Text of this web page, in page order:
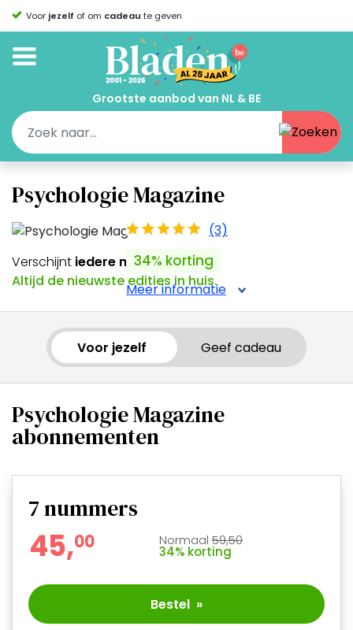
Voor jezelf of om cadeau te geven
Grootste aanbod van NL & BE
Psychologie Magazine
(3)
34% korting
Meer informatie
Verschijnt iedere maand
Altijd de nieuwste edities in huis.
Voor jezelf Geef cadeau
Psychologie Magazine
abonnementen
7nummers
45,00 Normaal 59,50
34% korting
Bestel »